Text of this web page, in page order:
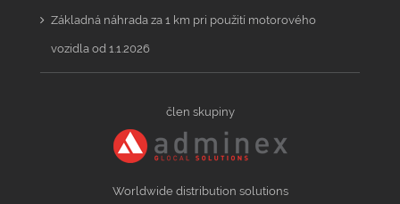
Základná náhrada za 1 km pri použití motorového
vozidla od 1.1.2026
člen skupiny
Worldwide distribution solutions